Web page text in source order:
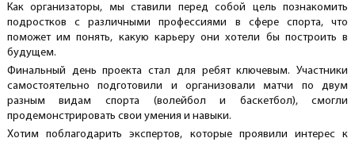
Как организаторы, мы ставили перед собой цель познакомить
подростков с различными профессиями в сфере спорта, что
поможет им понять, какую карьеру они хотели бы построить в
будущем.
Финальный день проекта стал для ребят ключевым. Участники
самостоятельно подготовили и организовали матчи по двум
разным видам спорта (волейбол и баскетбол), смогли
продемонстрировать свои умения и навыки.
Хотим поблагодарить экспертов, которые проявили интерес к